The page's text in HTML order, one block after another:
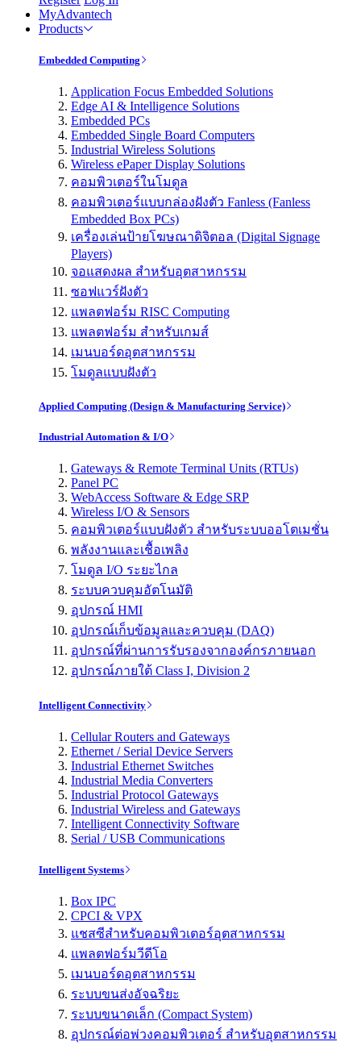
MyAdvantech
Products
Embedded Computing
Application Focus Embedded Solutions
Edge AI & Intelligence Solutions
Embedded PCs
Embedded Single Board Computers
Industrial Wireless Solutions
Wireless ePaper Display Solutions
คอมพิวเตอร์ในโมดูล
คอมพิวเตอร์แบบกล่องฝังตัว Fanless (Fanless
Embedded Box PCs)
เครื่องเล่นป้ายโฆษณาดิจิตอล (Digital Signage
Players)
จอแสดงผล สำหรับอุตสาหกรรม
ซอฟแวร์ฝังตัว
แพลตฟอร์ม RISC Computing
แพลตฟอร์ม สำหรับเกมส์
เมนบอร์ดอุตสาหกรรม
โมดูลแบบฝังตัว
Applied Computing (Design & Manufacturing Service)
Industrial Automation & I/O
Gateways & Remote Terminal Units (RTUs)
Panel PC
WebAccess Software & Edge SRP
Wireless I/O & Sensors
คอมพิวเตอร์แบบฝังตัว สำหรับระบบออโตเมชั่น
พลังงานและเชื้อเพลิง
โมดูล I/O ระยะไกล
ระบบควบคุมอัตโนมัติ
อุปกรณ์ HMI
อุปกรณ์เก็บข้อมูลและควบคุม (DAQ)
อุปกรณ์ที่ผ่านการรับรองจากองค์กรภายนอก
อุปกรณ์ภายใต้ Class I, Division 2
Intelligent Connectivity
Cellular Routers and Gateways
Ethernet / Serial Device Servers
Industrial Ethernet Switches
Industrial Media Converters
Industrial Protocol Gateways
Industrial Wireless and Gateways
Intelligent Connectivity Software
Serial / USB Communications
Intelligent Systems
Box IPC
CPCI & VPX
แชสซีสำหรับคอมพิวเตอร์อุตสาหกรรม
แพลตฟอร์มวีดีโอ
เมนบอร์ดอุตสาหกรรม
ระบบขนส่งอัจฉริยะ
ระบบขนาดเล็ก (Compact System)
อุปกรณ์ต่อพ่วงคอมพิวเตอร์ สำหรับอุตสาหกรรม